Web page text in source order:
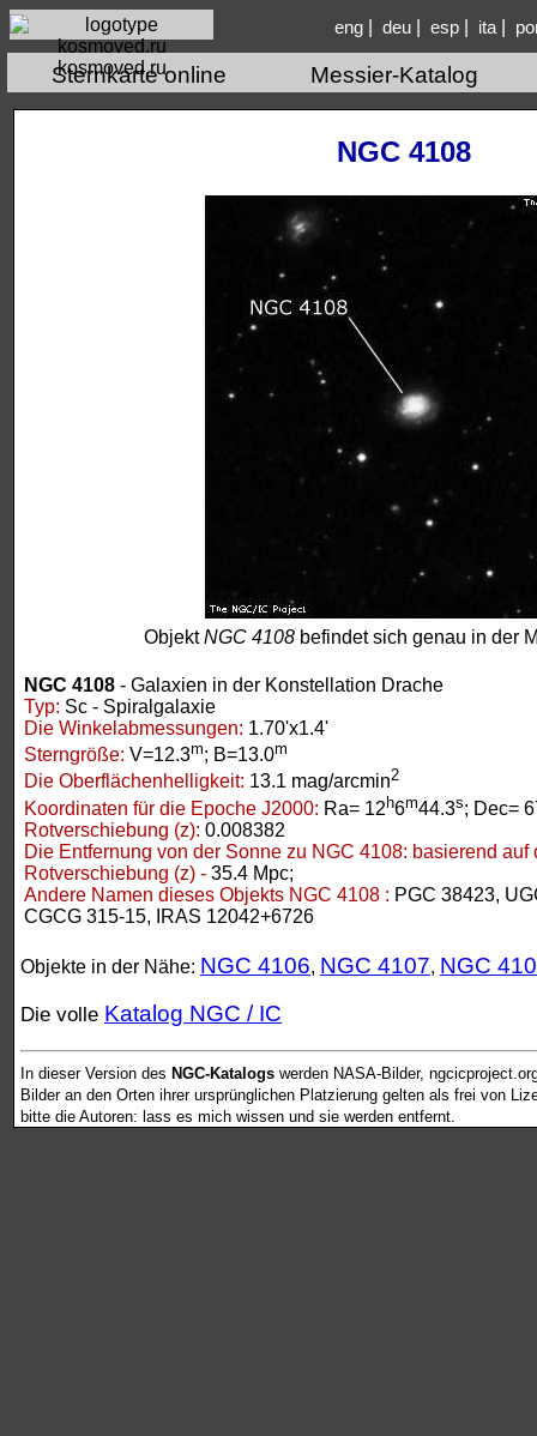
kosmoved.ru
eng| deu| esp| ita|
Sternkarte online Messier-Katalog
NGC 4108
ObjektNGC 4108 befindet sich genau in der
NGC 4108 - Galaxien in der Konstellation Drache
Typ: Sc - Spiralgalaxie
Die Winkelabmessungen: 1.70'x1.4'
Sterngröße: V=12.3m; B=13.0m
Die Oberflächenhelligkeit: 13.1 mag/arcmin2
Koordinaten für die Epoche J2000: Ra= 12 h6m44.3s; Dec=
Rotverschiebung (z): 0.008382
Die Entfernung von der Sonne zu NGC 4108: basierend auf
Rotverschiebung (z) - 35.4 Mpc;
Andere Namen dieses Objekts NGC 4108 : PGC 38423,
CGCG 315-15, IRAS 12042+6726
Objekte in der Nähe: NGC 4106, NGC 4107, NGC
Die volle Katalog NGC / IC
In dieser Version des NGC-Katalogs werden NASA-Bilder,
Bilder an den Orten ihrer ursprünglichen Platzierung gelten als frei von
bitte die Autoren: lass es mich wissen und sie werden entfernt.